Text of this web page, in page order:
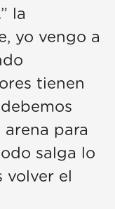
la
yo vengo a
tienen
para
salga lo
el